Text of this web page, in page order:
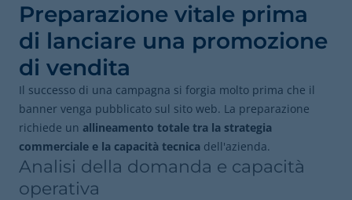
Preparazione vitale prima
di lanciare una promozione
di vendita
Il successo di una campagna si forgia molto prima che il
banner venga pubblicato sul sito web. La preparazione
richiede un allineamento totale tra la strategia
commerciale e la capacità tecnica dell'azienda.
Analisi della domanda e capacità
operativa